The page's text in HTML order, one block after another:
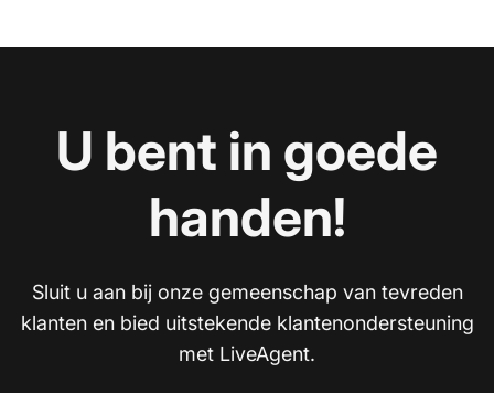
U bent in goede
handen!
Sluit u aan bij onze gemeenschap van tevreden
klanten en bied uitstekende klantenondersteuning
met LiveAgent.